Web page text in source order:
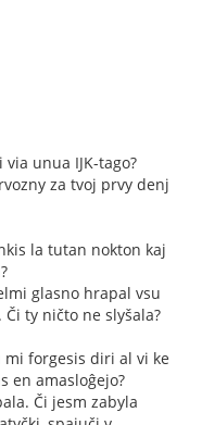
unua IJK-tago?
za tvoj prvy denj
la tutan nokton kaj
glasno hrapal vsu
ty ničto ne slyšala?
forgesis diri al vi ke
en amasloĝejo?
Či jesm zabyla